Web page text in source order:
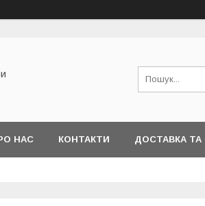
НАС КОНТАКТИ ДОСТАВКА ТА